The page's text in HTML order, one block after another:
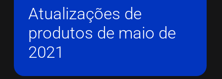
Atualizações de
produtos de maio de
2021